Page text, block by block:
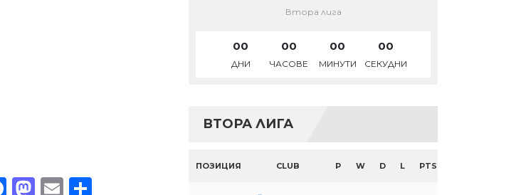
Facebook
Mastodon
EmailShare
Втора лига
00
ДНИ
00
ЧАСОВЕ
00
МИНУТИ
00
СЕКУДНИ
ВТОРА ЛИГА
ПОЗИЦИЯ CLUB P W D L PTS